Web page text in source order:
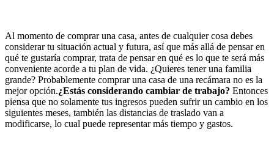
Al momento de comprar una casa, antes de cualquier cosa debes
considerar tu situación actual y futura, así que más allá de pensar en
qué te gustaría comprar, trata de pensar en qué es lo que te será más
conveniente acorde a tu plan de vida. ¿Quieres tener una familia
grande? Probablemente comprar una casa de una recámara no es la
mejor opción.¿Estás considerando cambiar de trabajo? Entonces
piensa que no solamente tus ingresos pueden sufrir un cambio en los
siguientes meses, también las distancias de traslado van a
modificarse, lo cual puede representar más tiempo y gastos.